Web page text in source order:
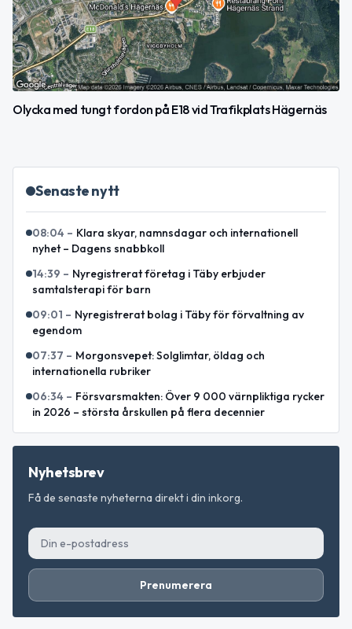
Olycka med tungt fordon på E18 vid Trafikplats Hägernäs
Senaste nytt
08:04 – Klara skyar, namnsdagar och internationell
nyhet – Dagens snabbkoll
14:39 – Nyregistrerat företag i Täby erbjuder
samtalsterapi för barn
09:01 – Nyregistrerat bolag i Täby för förvaltning av
egendom
07:37 – Morgonsvepet: Solglimtar, öldag och
internationella rubriker
06:34 – Försvarsmakten: Över 9 000 värnpliktiga rycker
in 2026 – största årskullen på flera decennier
Nyhetsbrev
Få de senaste nyheterna direkt i din inkorg.
Prenumerera